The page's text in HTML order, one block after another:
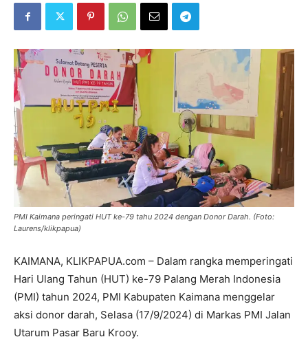
PMI Kaimana peringati HUT ke-79 tahu 2024 dengan Donor Darah. (Foto:
Laurens/klikpapua)
KAIMANA, KLIKPAPUA.com – Dalam rangka memperingati
Hari Ulang Tahun (HUT) ke-79 Palang Merah Indonesia
(PMI) tahun 2024, PMI Kabupaten Kaimana menggelar
aksi donor darah, Selasa (17/9/2024) di Markas PMI Jalan
Utarum Pasar Baru Krooy.